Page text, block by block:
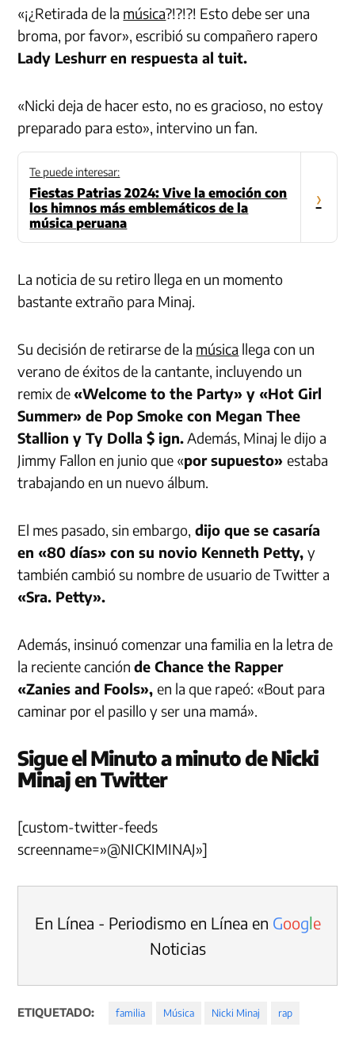
«¡¿Retirada de la música?!?!?! Esto debe ser una
broma, por favor», escribió su compañero rapero
Lady Leshurr en respuesta al tuit.
«Nicki deja de hacer esto, no es gracioso, no estoy
preparado para esto», intervino un fan.
Te puede interesar:
Fiestas Patrias 2024: Vive la emoción con
los himnos más emblemáticos de la
música peruana
›
La noticia de su retiro llega en un momento
bastante extraño para Minaj.
Su decisión de retirarse de la música llega con un
verano de éxitos de la cantante, incluyendo un
remix de «Welcome to the Party» y «Hot Girl
Summer» de Pop Smoke con Megan Thee
Stallion y Ty Dolla $ ign.Además, Minaj le dijo a
Jimmy Fallon en junio que «por supuesto»estaba
trabajando en un nuevo álbum.
El mes pasado, sin embargo, dijo que se casaría
en «80 días» con su novio Kenneth Petty,y
también cambió su nombre de usuario de Twitter a
«Sra. Petty».
Además, insinuó comenzar una familia en la letra de
la reciente canciónde Chance the Rapper
«Zanies and Fools»,en la que rapeó: «Bout para
caminar por el pasillo y ser una mamá».
Sigue el Minuto a minuto deNicki
Minajen Twitter
[custom-twitter-feeds
screenname=»@NICKIMINAJ»]
En Línea - Periodismo en Línea en Google
Noticias
ETIQUETADO: familia Música Nicki Minaj rap